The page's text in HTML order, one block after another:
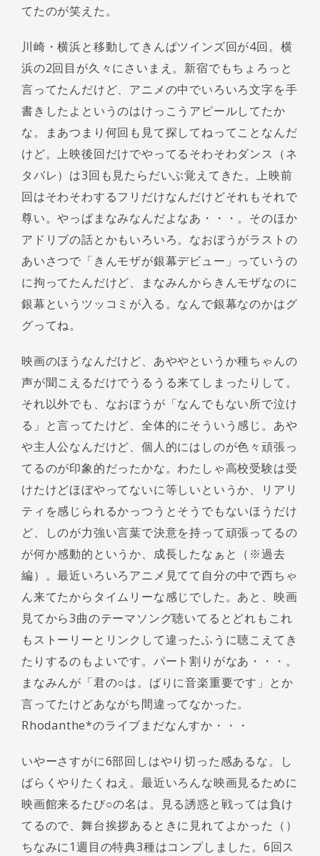
てたのが笑えた。
川崎・横浜と移動してきんぱツインズ回が4回。横
浜の2回目が久々にさいまえ。新宿でもちょろっと
言ってたんだけど、アニメの中でいろいろ文字を手
書きしたよというのはけっこうアピールしてたか
な。まあつまり何回も見て探してねってことなんだ
けど。上映後回だけでやってるそわそわダンス（ネ
タバレ）は3回も見たらだいぶ覚えてきた。上映前
回はそわそわするフリだけなんだけどそれもそれで
尊い。やっぱまなみなんだよなあ・・・。そのほか
アドリブの話とかもいろいろ。なおぼうがラストの
あいさつで「きんモザが銀幕デビュー」っていうの
に拘ってたんだけど、まなみんからきんモザなのに
銀幕というツッコミが入る。なんで銀幕なのかはグ
グってね。
映画のほうなんだけど、あややというか種ちゃんの
声が聞こえるだけでうるうる来てしまったりして。
それ以外でも、なおぼうが「なんでもない所で泣け
る」と言ってたけど、全体的にそういう感じ。あや
や主人公なんだけど、個人的にはしのが色々頑張っ
てるのが印象的だったかな。わたしゃ高校受験は受
けたけどほぼやってないに等しいというか、リアリ
ティを感じられるかっつうとそうでもないほうだけ
ど、しのが力強い言葉で決意を持って頑張ってるの
が何か感動的というか、成長したなぁと（※過去
編）。最近いろいろアニメ見てて自分の中で西ちゃ
ん来てたからタイムリーな感じでした。あと、映画
見てから3曲のテーマソング聴いてるとどれもこれ
もストーリーとリンクして違ったふうに聴こえてき
たりするのもよいです。パート割りがなあ・・・。
まなみんが「君の○は。ばりに音楽重要です」とか
言ってたけどあながち間違ってなかった。
Rhodanthe*のライブまだなんすか・・・
いやーさすがに6部回しはやり切った感あるな。し
ばらくやりたくねえ。最近いろんな映画見るために
映画館来るたび○の名は。見る誘惑と戦っては負け
てるので、舞台挨拶あるときに見れてよかった（）
ちなみに1週目の特典3種はコンプしました。6回ス